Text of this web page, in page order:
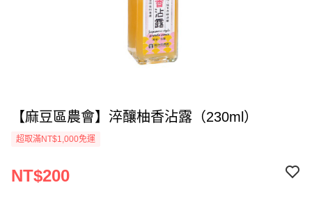
【麻豆區農會】淬釀柚香沾露（230ml）
超取滿NT$1,000免運
NT$200